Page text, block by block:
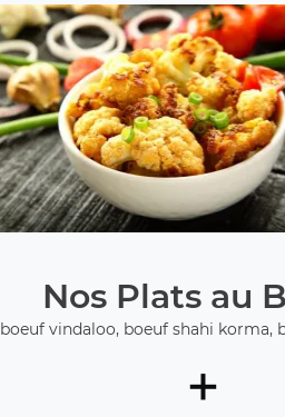
Nos Plats au
boeuf vindaloo, boeuf shahi korma,
+